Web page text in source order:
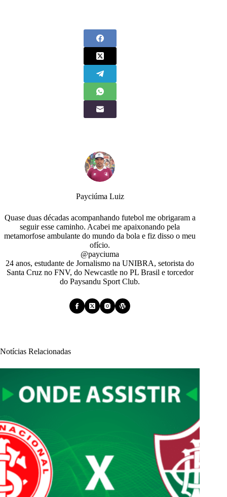
Payciúma Luiz
Quase duas décadas acompanhando futebol me obrigaram a
seguir esse caminho. Acabei me apaixonando pela
metamorfose ambulante do mundo da bola e fiz disso o meu
ofício.
@payciuma
24 anos, estudante de Jornalismo na UNIBRA, setorista do
Santa Cruz no FNV, do Newcastle no PL Brasil e torcedor
do Paysandu Sport Club.
Notícias Relacionadas